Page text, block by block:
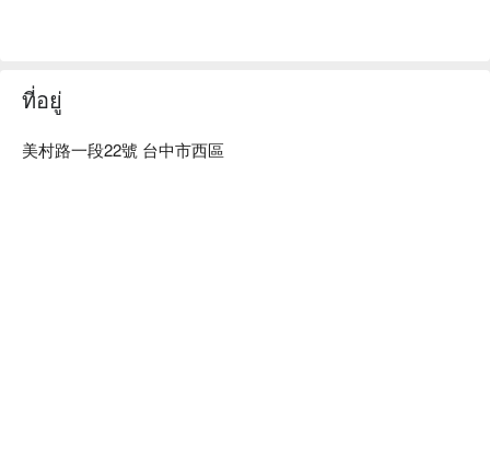
ที่อยู่
美村路一段22號 台中市西區